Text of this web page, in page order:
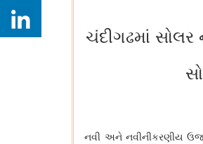
ચંદીગઢમાં
નવી અને નવીનીકરણીય